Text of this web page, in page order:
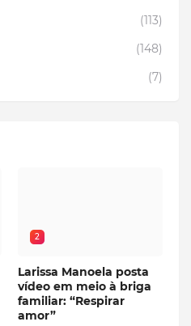
(113)
(148)
(7)
2
Larissa Manoela posta
vídeo em meio à briga
familiar: “Respirar
amor”